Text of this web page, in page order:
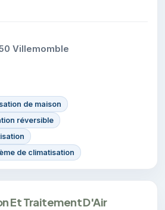
Villemomble
de maison
réversible
de climatisation
Et Traitement D'Air